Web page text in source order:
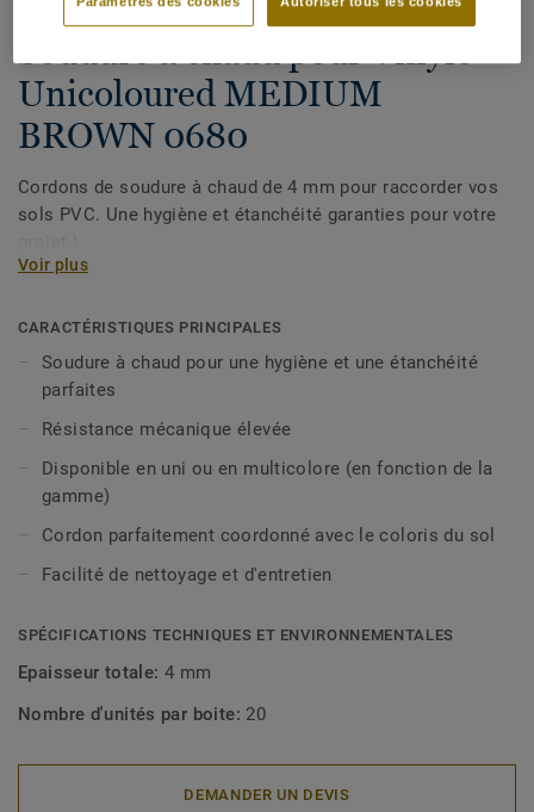
Soudure à chaud pour Vinyle -
Unicoloured MEDIUM
BROWN 0680
Cordons de soudure à chaud de 4 mm pour raccorder vos
sols PVC. Une hygiène et étanchéité garanties pour votre
Voir plus
CARACTÉRISTIQUES PRINCIPALES
Soudure à chaud pour une hygiène et une étanchéité
parfaites
Résistance mécanique élevée
Disponible en uni ou en multicolore (en fonction de la
gamme)
Cordon parfaitement coordonné avec le coloris du sol
Facilité de nettoyage et d'entretien
SPÉCIFICATIONS TECHNIQUES ET ENVIRONNEMENTALES
Epaisseur totale: 4 mm
Nombre d'unités par boite: 20
DEMANDER UN DEVIS